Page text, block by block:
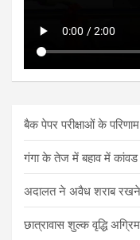
बैक पेपर परीक्षाओं के
गंगा के तेज में बहाव में कांवड
अदालत ने अवैध शराब रखने
छात्रावास शुल्क वृद्धि